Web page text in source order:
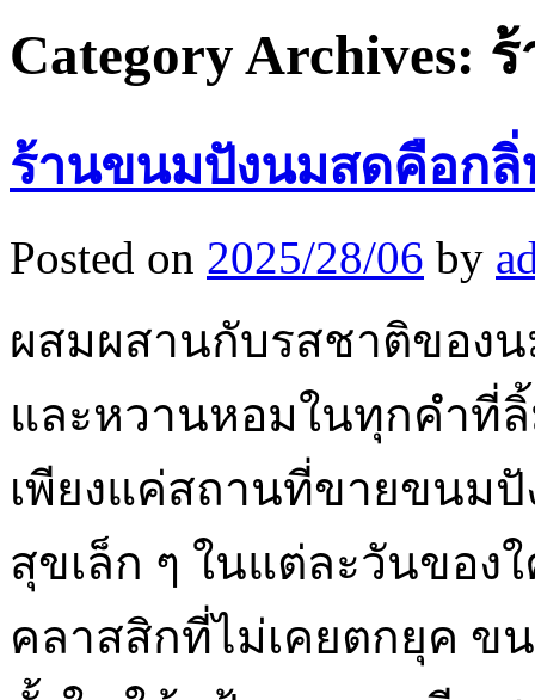
Category Archives:
ร้านขนมปังนมสดคือก
Posted on 2025/28/06 by
ผสมผสานกับรสชาติของ
และหวานหอมในทุกคำที่
เพียงแค่สถานที่ขายขนม
สุขเล็ก ๆ ในแต่ละวันขอ
คลาสสิกที่ไม่เคยตกยุค ข